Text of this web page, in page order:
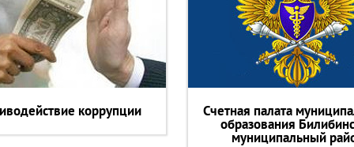
коррупции Счетная палата
образования
муниципальный